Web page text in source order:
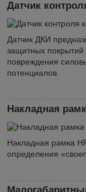
Датчик
Датчик ДКИ
защитных покрытий
повреждения
потенциалов.
Накладная
Накладная рамка
определения